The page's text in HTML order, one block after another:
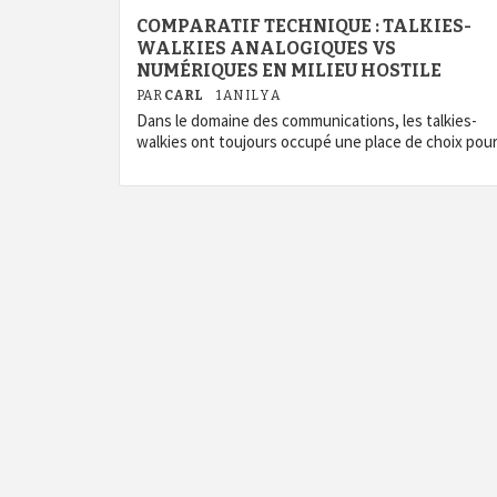
COMPARATIF TECHNIQUE : TALKIES-
WALKIES ANALOGIQUES VS
NUMÉRIQUES EN MILIEU HOSTILE
PAR CARL 1 AN IL Y A
Dans le domaine des communications, les talkies-
walkies ont toujours occupé une place de choix pour